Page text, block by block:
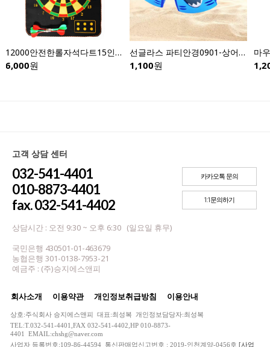
12000안전한롤자석다트15인치
6,000원
선글라스 파티안경0901-상어안경
1,100원
고객 상담 센터
032-541-4401
010-8873-4401
fax. 032-541-4402
상담시간 : 오전 9:30 ~ 오후 6:30 (일요일 휴무)
국민은행 430501-01-463679
농협은행 301-0138-7953-21
예금주 : (주)승지에스앤피
카카오톡 문의
1:1문의하기
회사소개 이용약관 개인정보취급방침 이용안내
상호:주식회사 승지에스앤피 대표:최성복 개인정보담당자:최성복
TEL:T.032-541-4401,FAX 032-541-4402,HP 010-8873-
4401 EMAIL:chshg@naver.com
사업자 등록번호:109-86-44594 통신판매업신고번호 : 2019-인천계양-0456호 [사업